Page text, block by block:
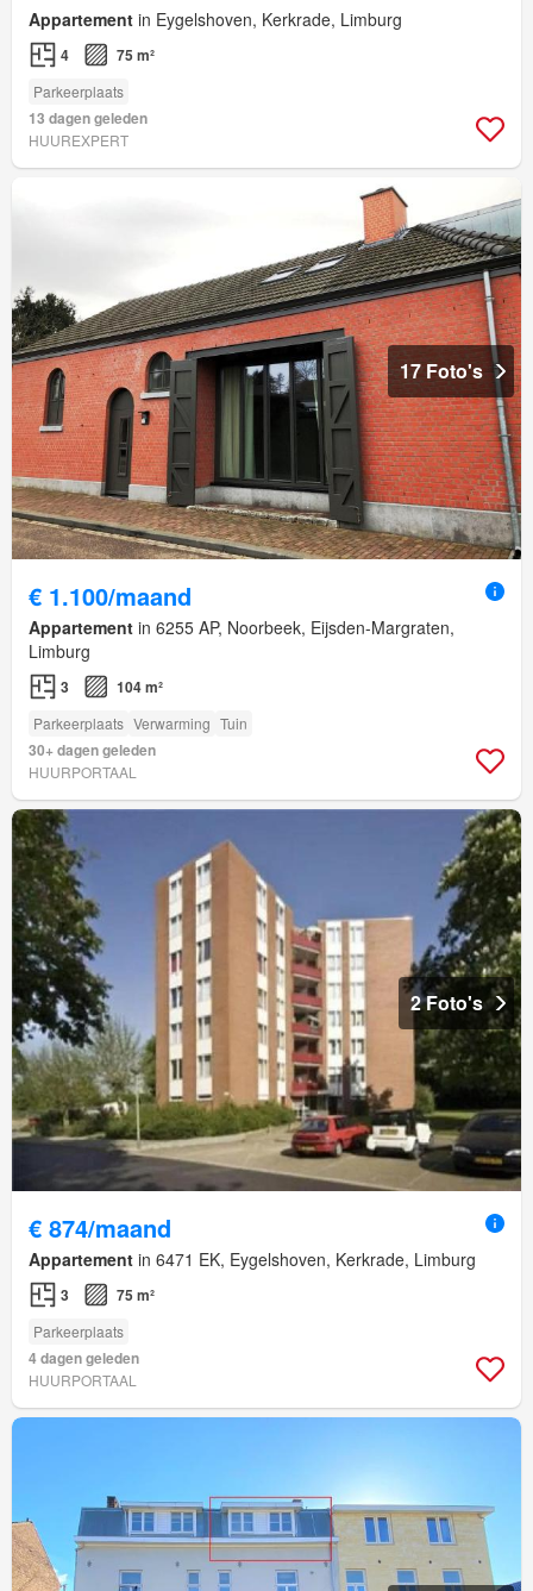
Appartement in Eygelshoven, Kerkrade, Limburg
4 75 m²
Parkeerplaats
13 dagen geleden
HUUREXPERT
17 Foto's
€ 1.100/maand
Appartement in 6255 AP, Noorbeek, Eijsden-Margraten,
Limburg
3 104 m²
Parkeerplaats Verwarming Tuin
30+ dagen geleden
HUURPORTAAL
2 Foto's
€ 874/maand
Appartement in 6471 EK, Eygelshoven, Kerkrade, Limburg
3 75 m²
Parkeerplaats
4 dagen geleden
HUURPORTAAL